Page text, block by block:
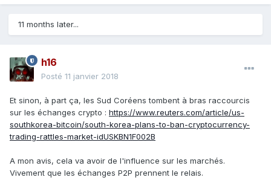
11 months later...
h16
Posté 11 janvier 2018
Et sinon, à part ça, les Sud Coréens tombent à bras raccourcis
sur les échanges crypto : https://www.reuters.com/article/us-
southkorea-bitcoin/south-korea-plans-to-ban-cryptocurrency-
trading-rattles-market-idUSKBN1F002B
A mon avis, cela va avoir de l'influence sur les marchés.
Vivement que les échanges P2P prennent le relais.